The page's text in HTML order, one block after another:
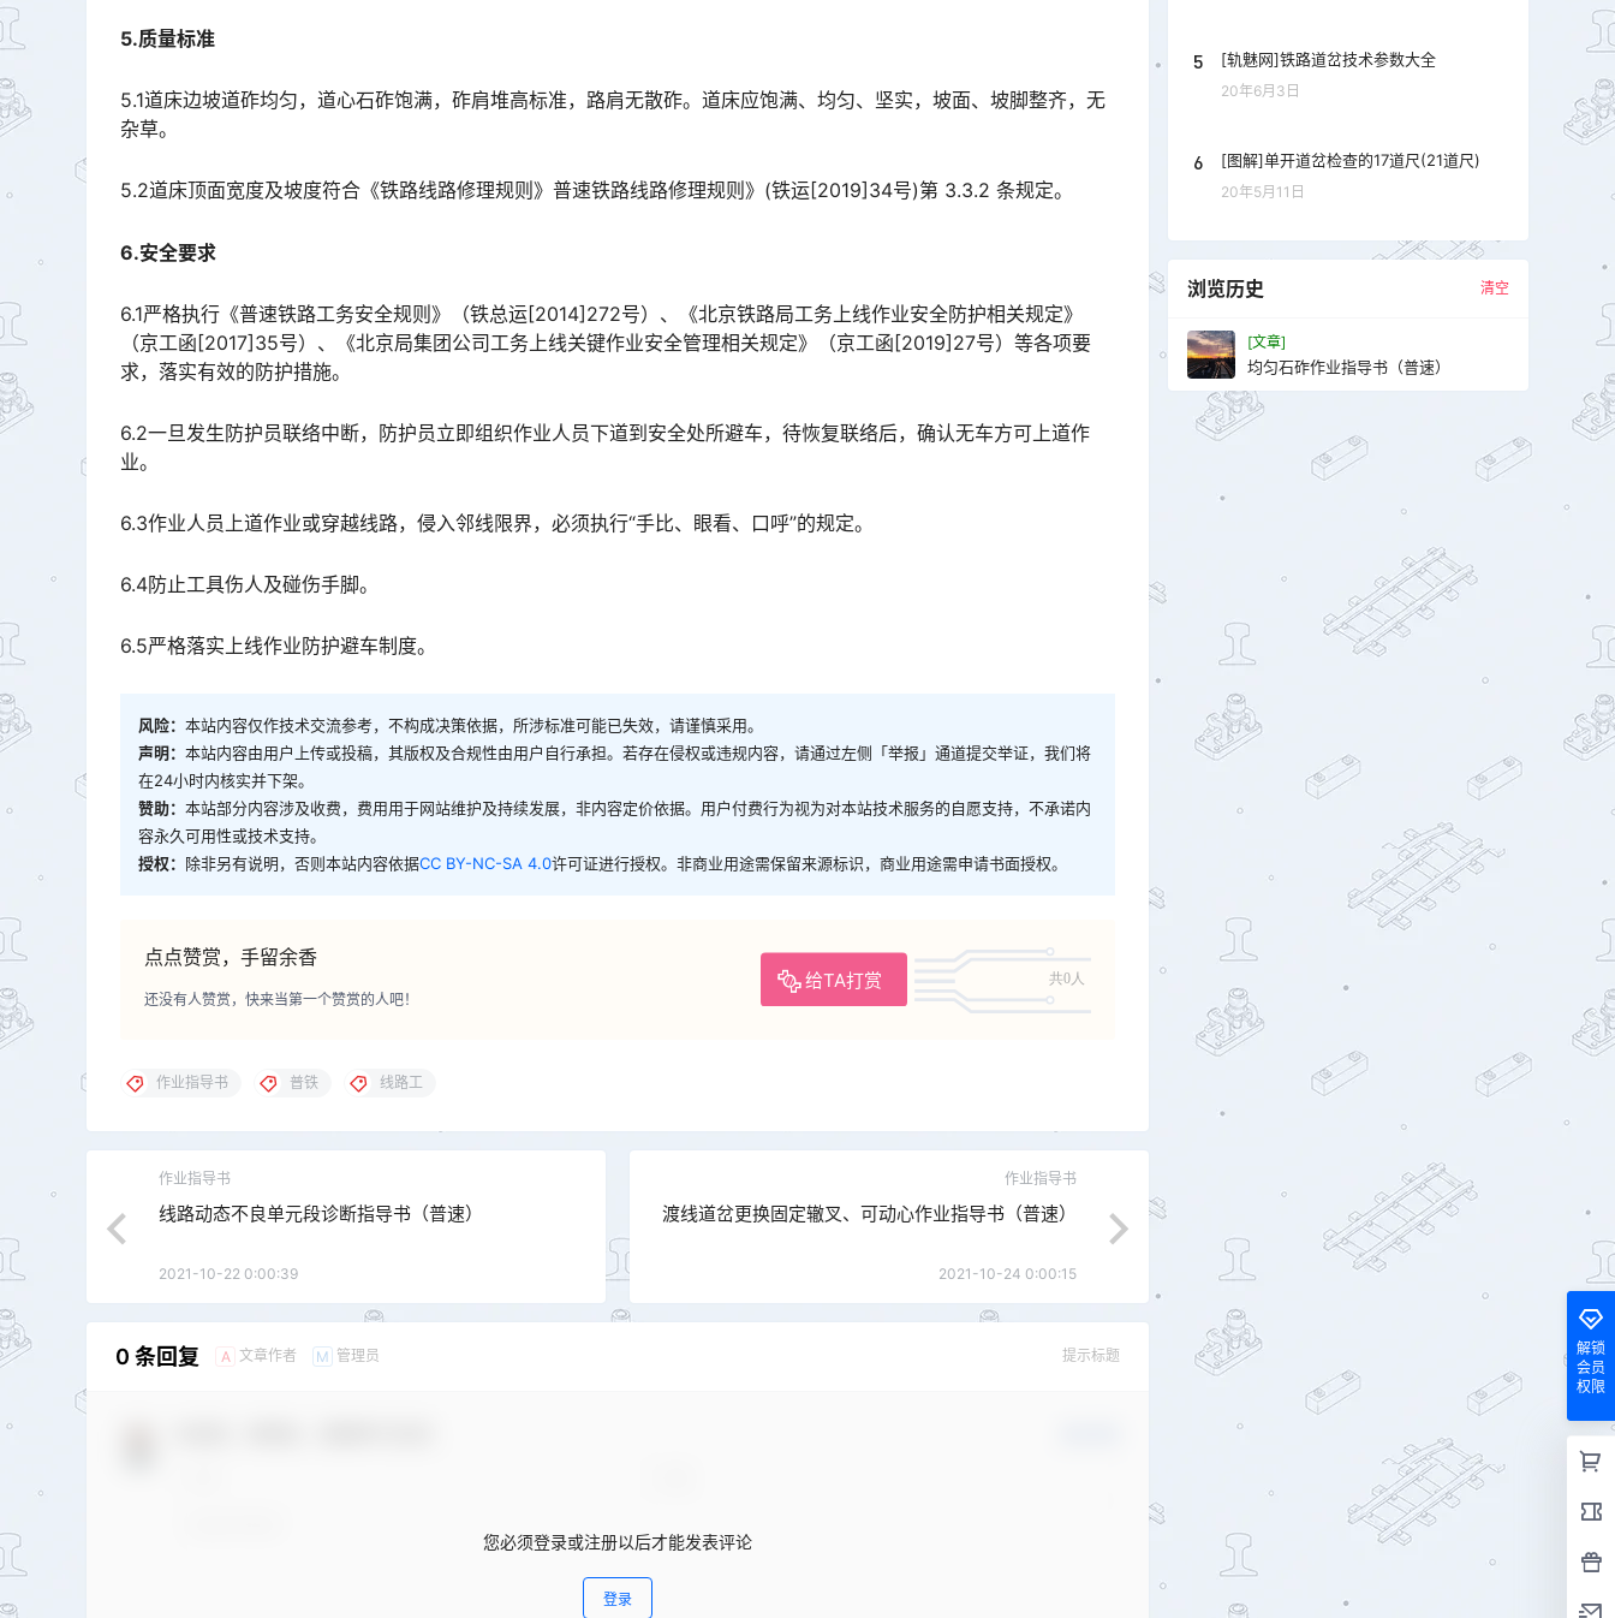
5.质量标准
5.1道床边坡道砟均匀，道心石砟饱满，砟肩堆高标准，路肩无散砟。道床应饱满、均匀、坚实，坡面、坡脚整齐，无
杂草。
5.2道床顶面宽度及坡度符合《铁路线路修理规则》普速铁路线路修理规则》(铁运[2019]34号)第 3.3.2 条规定。
6.安全要求
6.1严格执行《普速铁路工务安全规则》（铁总运[2014]272号）、《北京铁路局工务上线作业安全防护相关规定》
（京工函[2017]35号）、《北京局集团公司工务上线关键作业安全管理相关规定》（京工函[2019]27号）等各项要
求，落实有效的防护措施。󠅅󠅃󠄵󠅂󠄪󠇖󠆨󠆨󠇕󠆞󠆒󠅬󠇘󠆭󠆘󠇙󠆝󠅵󠇗󠆭󠆁󠄐󠇗󠅹󠅸󠇖󠆍󠅳󠇖󠅹󠅰󠇖󠆌󠅹
6.2一旦发生防护员联络中断，防护员立即组织作业人员下道到安全处所避车，待恢复联络后，确认无车方可上道作
业。
6.3作业人员上道作业或穿越线路，侵入邻线限界，必须执行“手比、眼看、口呼”的规定。
6.4防止工具伤人及碰伤手脚。
6.5严格落实上线作业防护避车制度。
风险： 本站内容仅作技术交流参考，不构成决策依据，所涉标准可能已失效，请谨慎采用。
声明： 本站内容由用户上传或投稿，其版权及合规性由用户自行承担。若存在侵权或违规内容，请通过左侧「举报」通道提交举证，我们将
在24小时内核实并下架。
赞助： 本站部分内容涉及收费，费用用于网站维护及持续发展，非内容定价依据。用户付费行为视为对本站技术服务的自愿支持，不承诺内
容永久可用性或技术支持。
授权： 除非另有说明，否则本站内容依据CC BY-NC-SA 4.0许可证进行授权。非商业用途需保留来源标识，商业用途需申请书面授权。
点点赞赏，手留余香
给TA打赏 共0人
还没有人赞赏，快来当第一个赞赏的人吧！
作业指导书 普铁 线路工
作业指导书
线路动态不良单元段诊断指导书（普速）
2021-10-22 0:00:39
作业指导书
渡线道岔更换固定辙叉、可动心作业指导书（普速）
2021-10-24 0:00:15
0 条回复 A 文章作者 M 管理员 提示标题
您必须登录或注册以后才能发表评论
登录
5 [轨魅网]铁路道岔技术参数大全
20年6月3日
6 [图解]单开道岔检查的17道尺(21道尺)
20年5月11日
浏览历史 清空
[文章]
均匀石砟作业指导书（普速）
解锁
会员
权限